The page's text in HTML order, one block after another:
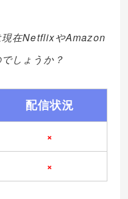
在NetflixやAmazon
しょうか？
配信状況
×
×